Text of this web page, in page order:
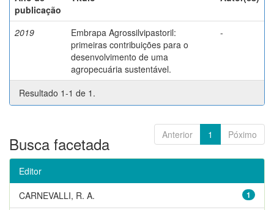
publicação
2019
Embrapa Agrossilvipastoril:
primeiras contribuições para o
desenvolvimento de uma
agropecuária sustentável.
-
Resultado 1-1 de 1.
Anterior 1 Póximo
Busca facetada
Editor
1
CARNEVALLI, R. A.